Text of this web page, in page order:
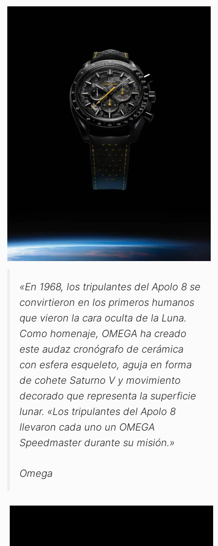
«En 1968, los tripulantes del Apolo 8 se
convirtieron en los primeros humanos
que vieron la cara oculta de la Luna.
Como homenaje, OMEGA ha creado
este audaz cronógrafo de cerámica
con esfera esqueleto, aguja en forma
de cohete Saturno V y movimiento
decorado que representa la superficie
lunar. «Los tripulantes del Apolo 8
llevaron cada uno un OMEGA
Speedmaster durante su misión.»
Omega